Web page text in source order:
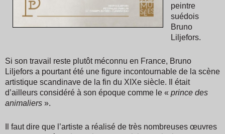
peintre
suédois
Bruno
Liljefors.
Si son travail reste plutôt méconnu en France, Bruno
Liljefors a pourtant été une figure incontournable de la scène
artistique scandinave de la fin du XIXe siècle. Il était
d’ailleurs considéré à son époque comme le « prince des
animaliers ».
Il faut dire que l’artiste a réalisé de très nombreuses œuvres